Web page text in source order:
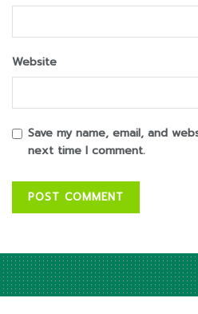
Website
Save my name, email, and
next time I comment.